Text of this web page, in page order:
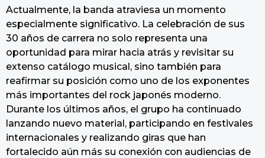
Actualmente, la banda atraviesa un momento
especialmente significativo. La celebración de sus
30 años de carrera no solo representa una
oportunidad para mirar hacia atrás y revisitar su
extenso catálogo musical, sino también para
reafirmar su posición como uno de los exponentes
más importantes del rock japonés moderno.
Durante los últimos años, el grupo ha continuado
lanzando nuevo material, participando en festivales
internacionales y realizando giras que han
fortalecido aún más su conexión con audiencias de